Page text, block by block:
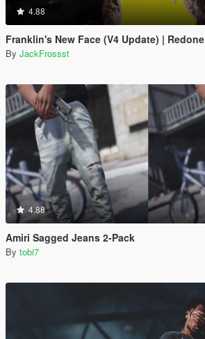
4.88
Franklin's New Face (V4 Update) | Redone
By JackFrossst
4.88
Amiri Sagged Jeans 2-Pack
By tobi7